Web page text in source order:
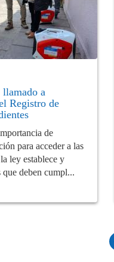
a
Registro de
de
para acceder a las
ley establece y
deben cumpl...